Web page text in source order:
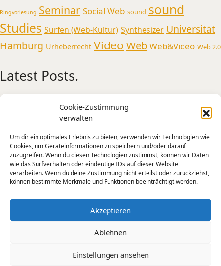
Cookie-Zustimmung
verwalten
Um dir ein optimales Erlebnis zu bieten, verwenden wir Technologien wie
Cookies, um Geräteinformationen zu speichern und/oder darauf
zuzugreifen. Wenn du diesen Technologien zustimmst, können wir Daten
wie das Surfverhalten oder eindeutige IDs auf dieser Website
verarbeiten. Wenn du deine Zustimmung nicht erteilst oder zurückziehst,
können bestimmte Merkmale und Funktionen beeinträchtigt werden.
Akzeptieren
Ablehnen
Einstellungen ansehen
Ringvorlesung Seminar Social Web sound sound
Studies Surfen (Web-Kultur) Synthesizer Universität
Hamburg Urheberrecht Video Web Web&Video Web 2.0
Latest Posts.
Oldenburg
Tone Transfer
A Sonic Weekend in New York
Künstliche Intelligenz – Intelligente Kunst?
Mensch-Maschine-Interaktion und kreative
Die Apparative Stimme –
Jan Torge Claussen